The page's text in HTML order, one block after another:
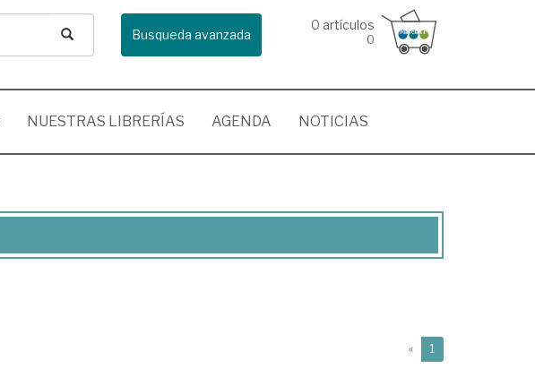
Busqueda avanzada
0 artículos
0
NUESTRAS LIBRERÍAS AGENDA NOTICIAS
« 1